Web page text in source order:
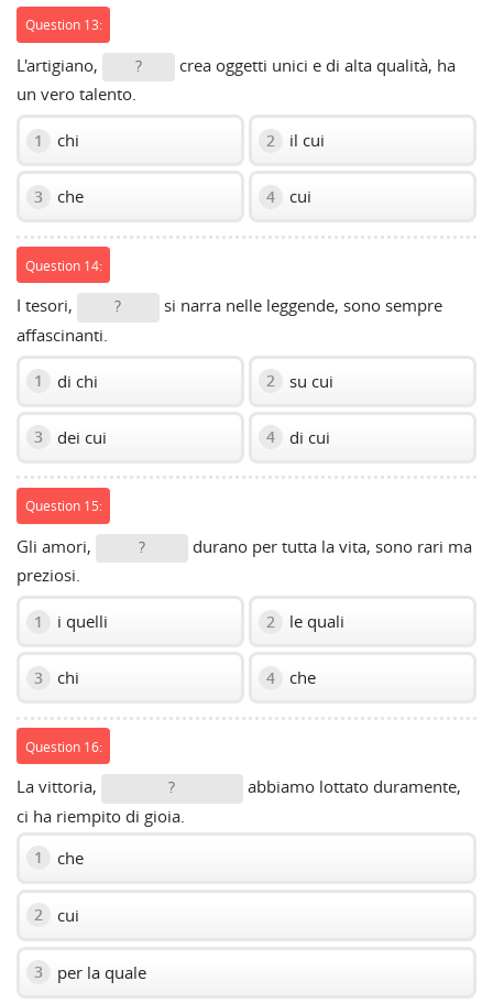
Question 13:
L'artigiano, ?
crea oggetti unici e di alta qualità, ha
un vero talento.
1 chi 2 il cui
3 che 4 cui
Question 14:
I tesori, ?
si narra nelle leggende, sono sempre
affascinanti.
1 di chi 2 su cui
3 dei cui 4 di cui
Question 15:
Gli amori, ?
durano per tutta la vita, sono rari ma
preziosi.
1 i quelli 2 le quali
3 chi 4 che
Question 16:
La vittoria, ?
abbiamo lottato duramente,
ci ha riempito di gioia.
1 che
2 cui
3 per la quale